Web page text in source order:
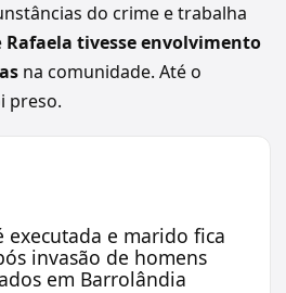
do crime e trabalha
Rafaela tivesse envolvimento
na comunidade. Até o
preso.
executada e marido fica
invasão de homens
em Barrolândia